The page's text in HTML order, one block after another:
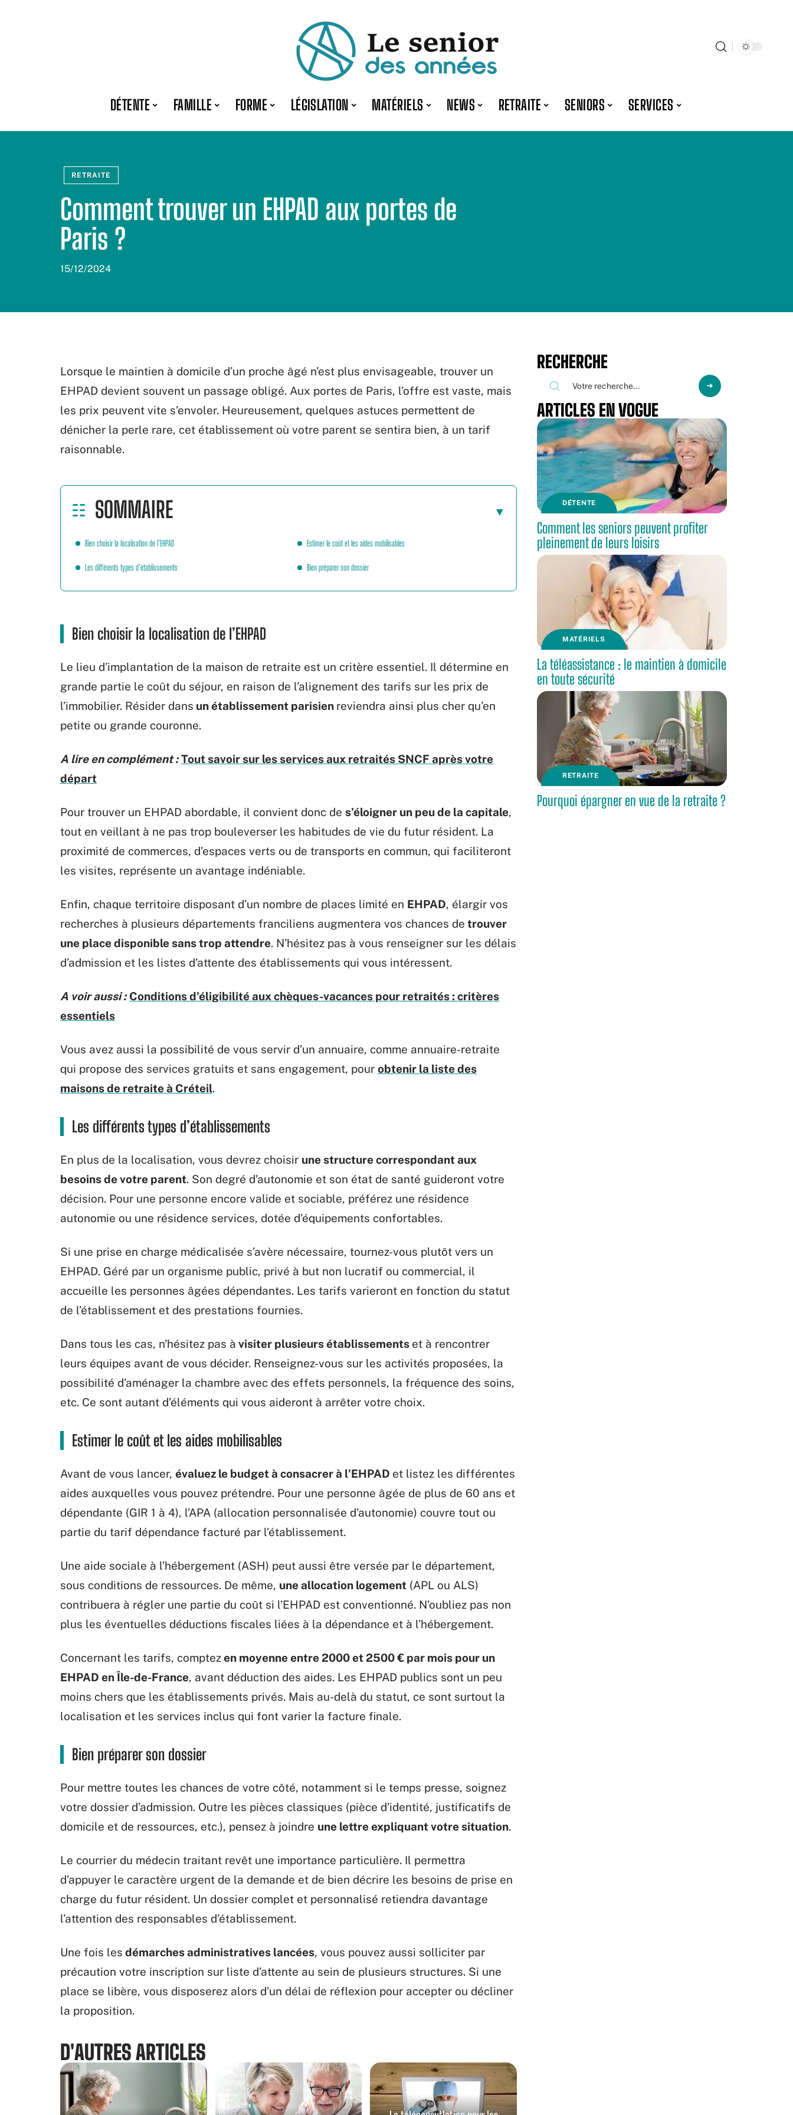
DÉTENTE FAMILLE FORME LÉGISLATION MATÉRIELS NEWS RETRAITE SENIORS SERVICES
RETRAITE
Comment trouver un EHPAD aux portes de
Paris ?
15/12/2024
Lorsque le maintien à domicile d’un proche âgé n’est plus envisageable, trouver un
EHPAD devient souvent un passage obligé. Aux portes de Paris, l’offre est vaste, mais
les prix peuvent vite s’envoler. Heureusement, quelques astuces permettent de
dénicher la perle rare, cet établissement où votre parent se sentira bien, à un tarif
raisonnable.
SOMMAIRE
Bien choisir la localisation de l’EHPAD
Les différents types d’établissements
Estimer le coût et les aides mobilisables
Bien préparer son dossier
Bien choisir la localisation de l’EHPAD
Le lieu d’implantation de la maison de retraite est un critère essentiel. Il détermine en
grande partie le coût du séjour, en raison de l’alignement des tarifs sur les prix de
l’immobilier. Résider dans un établissement parisien reviendra ainsi plus cher qu’en
petite ou grande couronne.
A lire en complément : Tout savoir sur les services aux retraités SNCF après votre
départ
Pour trouver un EHPAD abordable, il convient donc de s’éloigner un peu de la capitale,
tout en veillant à ne pas trop bouleverser les habitudes de vie du futur résident. La
proximité de commerces, d’espaces verts ou de transports en commun, qui faciliteront
les visites, représente un avantage indéniable.
Enfin, chaque territoire disposant d’un nombre de places limité en EHPAD, élargir vos
recherches à plusieurs départements franciliens augmentera vos chances de trouver
une place disponible sans trop attendre. N’hésitez pas à vous renseigner sur les délais
d’admission et les listes d’attente des établissements qui vous intéressent.
A voir aussi : Conditions d'éligibilité aux chèques-vacances pour retraités : critères
essentiels
Vous avez aussi la possibilité de vous servir d’un annuaire, comme annuaire-retraite
qui propose des services gratuits et sans engagement, pour obtenir la liste des
maisons de retraite à Créteil.
Les différents types d’établissements
En plus de la localisation, vous devrez choisir une structure correspondant aux
besoins de votre parent. Son degré d’autonomie et son état de santé guideront votre
décision. Pour une personne encore valide et sociable, préférez une résidence
autonomie ou une résidence services, dotée d’équipements confortables.
Si une prise en charge médicalisée s’avère nécessaire, tournez-vous plutôt vers un
EHPAD. Géré par un organisme public, privé à but non lucratif ou commercial, il
accueille les personnes âgées dépendantes. Les tarifs varieront en fonction du statut
de l’établissement et des prestations fournies.
Dans tous les cas, n’hésitez pas à visiter plusieurs établissements et à rencontrer
leurs équipes avant de vous décider. Renseignez-vous sur les activités proposées, la
possibilité d’aménager la chambre avec des effets personnels, la fréquence des soins,
etc. Ce sont autant d’éléments qui vous aideront à arrêter votre choix.
Estimer le coût et les aides mobilisables
Avant de vous lancer, évaluez le budget à consacrer à l’EHPAD et listez les différentes
aides auxquelles vous pouvez prétendre. Pour une personne âgée de plus de 60 ans et
dépendante (GIR 1 à 4), l’APA (allocation personnalisée d’autonomie) couvre tout ou
partie du tarif dépendance facturé par l’établissement.
Une aide sociale à l’hébergement (ASH) peut aussi être versée par le département,
sous conditions de ressources. De même, une allocation logement (APL ou ALS)
contribuera à régler une partie du coût si l’EHPAD est conventionné. N’oubliez pas non
plus les éventuelles déductions fiscales liées à la dépendance et à l’hébergement.
Concernant les tarifs, comptezen moyenne entre 2000 et 2500 € par mois pour un
EHPAD en Île-de-France, avant déduction des aides. Les EHPAD publics sont un peu
moins chers que les établissements privés. Mais au-delà du statut, ce sont surtout la
localisation et les services inclus qui font varier la facture finale.
Bien préparer son dossier
Pour mettre toutes les chances de votre côté, notamment si le temps presse, soignez
votre dossier d’admission. Outre les pièces classiques (pièce d’identité, justificatifs de
domicile et de ressources, etc.), pensez à joindre une lettre expliquant votre situation.
Le courrier du médecin traitant revêt une importance particulière. Il permettra
d’appuyer le caractère urgent de la demande et de bien décrire les besoins de prise en
charge du futur résident. Un dossier complet et personnalisé retiendra davantage
l’attention des responsables d’établissement.
Une fois les démarches administratives lancées, vous pouvez aussi solliciter par
précaution votre inscription sur liste d’attente au sein de plusieurs structures. Si une
place se libère, vous disposerez alors d’un délai de réflexion pour accepter ou décliner
la proposition.
D'AUTRES ARTICLES
RECHERCHE
ARTICLES EN VOGUE
DÉTENTE
Comment les seniors peuvent profiter
pleinement de leurs loisirs
MATÉRIELS
La téléassistance : le maintien à domicile
en toute sécurité
RETRAITE
Pourquoi épargner en vue de la retraite ?